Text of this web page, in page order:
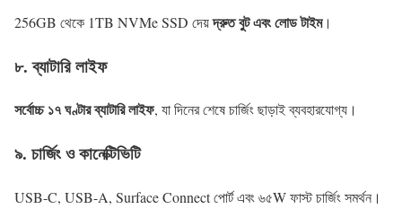
256GB থেকে 1TB NVMe SSD দেয়দ্রুত বুট এবং লোড টাইম।
৮. ব্যাটারি লাইফ
সর্বোচ্চ ১৭ ঘণ্টার ব্যাটারি লাইফ, যা দিনের শেষে চার্জিং ছাড়াই ব্যবহারযোগ্য।
৯. চার্জিং ও কানেক্টিভিটি
USB-C, USB-A, Surface Connect পোর্ট এবং ৬৫W ফাস্ট চার্জিং সমর্থন।